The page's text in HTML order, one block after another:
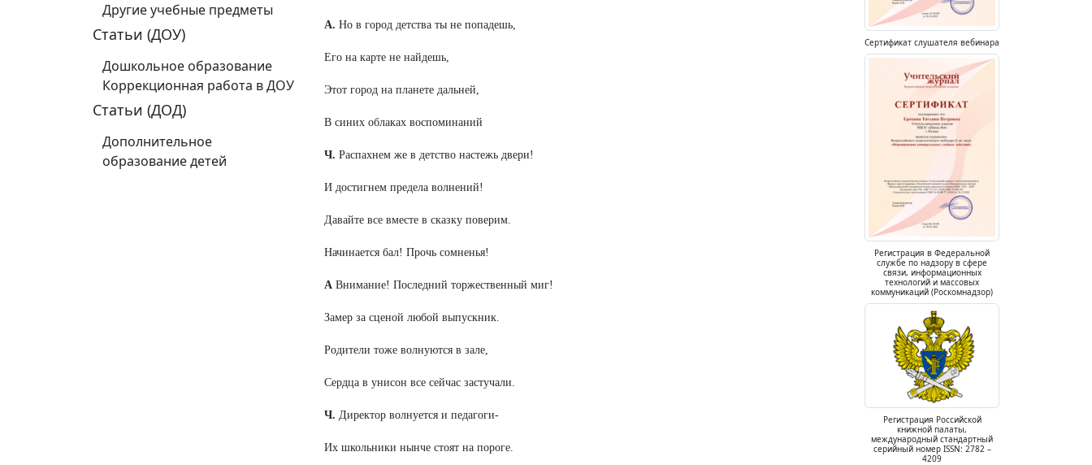
Другие учебные предметы
Статьи (ДОУ)
Дошкольное образование
Коррекционная работа в ДОУ
Статьи (ДОД)
Дополнительное
образование детей
А. Но в город детства ты не попадешь,
Его на карте не найдешь,
Этот город на планете дальней,
В синих облаках воспоминаний
Ч. Распахнем же в детство настежь двери!
И достигнем предела волнений!
Давайте все вместе в сказку поверим.
Начинается бал! Прочь сомненья!
А Внимание! Последний торжественный миг!
Замер за сценой любой выпускник.
Родители тоже волнуются в зале,
Сердца в унисон все сейчас застучали.
Ч. Директор волнуется и педагоги-
Их школьники нынче стоят на пороге.
Сертификат слушателя вебинара
Регистрация в Федеральной
службе по надзору в сфере
связи, информационных
технологий и массовых
коммуникаций (Роскомнадзор)
Регистрация Российской
книжной палаты,
международный стандартный
серийный номер ISSN: 2782 –
4209